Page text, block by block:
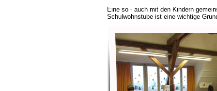
Eine so - auch mit den Kindern
Schulwohnstube ist eine wichtige